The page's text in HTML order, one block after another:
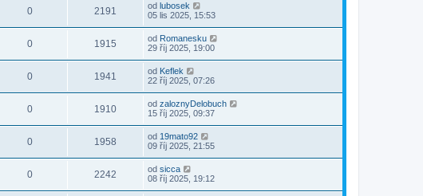
0 2191 od lubosek
05 lis 2025, 15:53
0 1915 od Romanesku
29 říj 2025, 19:00
0 1941 od Keflek
22 říj 2025, 07:26
0 1910 od zaloznyDelobuch
15 říj 2025, 09:37
0 1958 od 19mato92
09 říj 2025, 21:55
0 2242 od sicca
08 říj 2025, 19:12